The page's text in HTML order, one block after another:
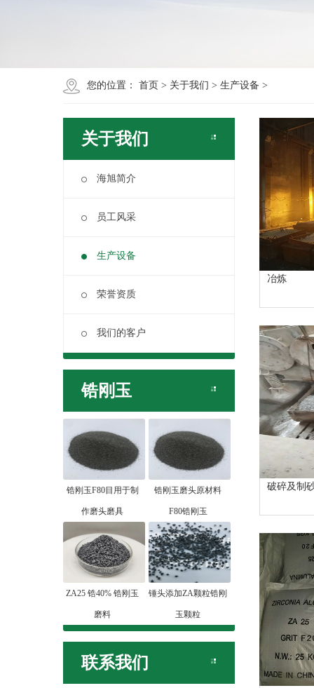
您的位置： 首页 > 关于我们 > 生产设备 >
关于我们
海旭简介
员工风采
生产设备
荣誉资质
我们的客户
锆刚玉
锆刚玉F80目用于制
作磨头磨具
锆刚玉磨头原材料
F80锆刚玉
ZA25 锆40% 锆刚玉
磨料
锤头添加ZA颗粒锆刚
玉颗粒
联系我们
冶炼
破碎及制